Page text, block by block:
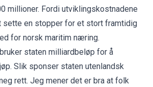
millioner. Fordi utviklingskostnadene
sette en stopper for et stort framtidig
for norsk maritim næring.
staten milliardbeløp for å
Slik sponser staten utenlandsk
rett. Jeg mener det er bra at folk